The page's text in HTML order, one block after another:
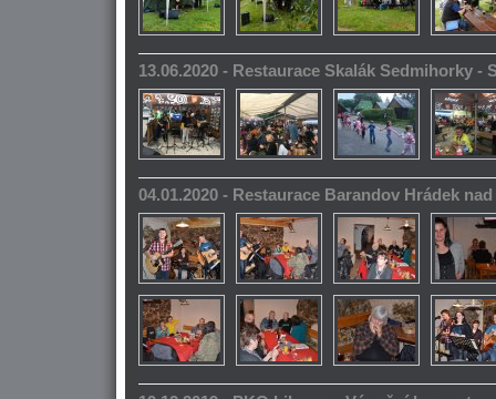
13.06.2020 - Restaurace Skalák Sedmihorky -
04.01.2020 - Restaurace Barandov Hrádek